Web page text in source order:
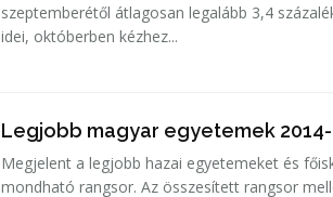
szeptemberétől átlagosan legalább 3,4
idei, októberben kézhez...
Legjobb magyar egyetemek 2014-
Megjelent a legjobb hazai egyetemeket és
mondható rangsor. Az összesített rangsor